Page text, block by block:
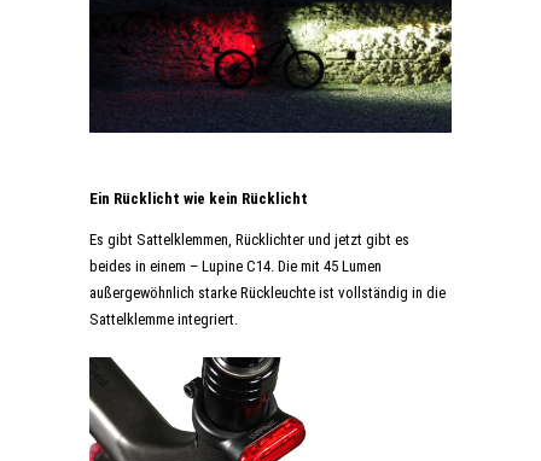
Ein Rücklicht wie kein Rücklicht
Es gibt Sattelklemmen, Rücklichter und jetzt gibt es
beides in einem – Lupine C14. Die mit 45 Lumen
außergewöhnlich starke Rückleuchte ist vollständig in die
Sattelklemme integriert.